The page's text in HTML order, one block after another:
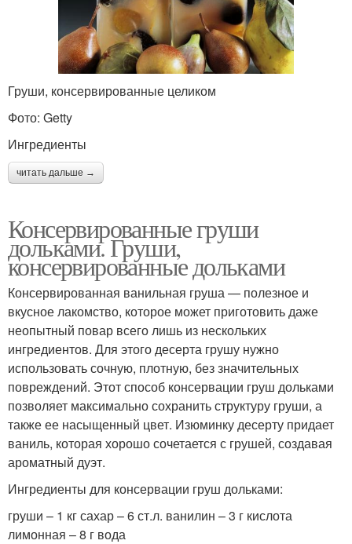
Груши, консервированные целиком
Фото: Getty
Ингредиенты
читать дальше →
Консервированные груши
дольками. Груши,
консервированные дольками
Консервированная ванильная груша — полезное и
вкусное лакомство, которое может приготовить даже
неопытный повар всего лишь из нескольких
ингредиентов. Для этого десерта грушу нужно
использовать сочную, плотную, без значительных
повреждений. Этот способ консервации груш дольками
позволяет максимально сохранить структуру груши, а
также ее насыщенный цвет. Изюминку десерту придает
ваниль, которая хорошо сочетается с грушей, создавая
ароматный дуэт.
Ингредиенты для консервации груш дольками:
груши – 1 кг сахар – 6 ст.л. ванилин – 3 г кислота
лимонная – 8 г вода